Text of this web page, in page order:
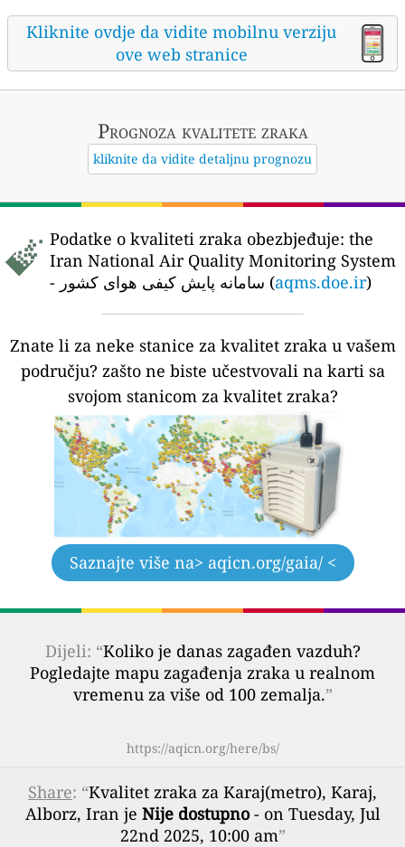
Kliknite ovdje da vidite mobilnu verziju
ove web stranice
Prognoza kvalitete zraka
kliknite da vidite detaljnu prognozu
Podatke o kvaliteti zraka obezbjeđuje: the
Iran National Air Quality Monitoring System
- سامانه پایش کیفی هوای کشور (aqms.doe.ir)
Znate li za neke stanice za kvalitet zraka u vašem
području? zašto ne biste učestvovali na karti sa
svojom stanicom za kvalitet zraka?
Saznajte više na> aqicn.org/gaia/ <
Dijeli: “Koliko je danas zagađen vazduh?
Pogledajte mapu zagađenja zraka u realnom
vremenu za više od 100 zemalja.”
https://aqicn.org/here/bs/
Share: “Kvalitet zraka za Karaj(metro), Karaj,
Alborz, Iran je Nije dostupno- on Tuesday, Jul
22nd 2025, 10:00 am”